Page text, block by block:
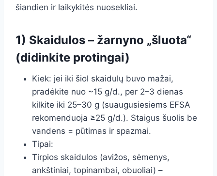
šiandien ir laikykitės nuosekliai.
1) Skaidulos – žarnyno „šluota“
(didinkite protingai)
Kiek: jei iki šiol skaidulų buvo mažai,
pradėkite nuo ~15 g/d., per 2–3 dienas
kilkite iki 25–30 g (suaugusiesiems EFSA
rekomenduoja ≥25 g/d.). Staigus šuolis be
vandens = pūtimas ir spazmai.
Tipai:
Tirpios skaidulos (avižos, sėmenys,
ankštiniai, topinambai, obuoliai) –